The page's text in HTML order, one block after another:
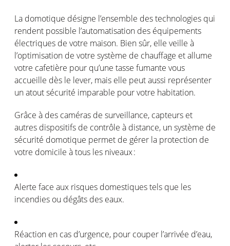
La domotique désigne l’ensemble des technologies qui
rendent possible l’automatisation des équipements
électriques de votre maison. Bien sûr, elle veille à
l’optimisation de votre système de chauffage et allume
votre cafetière pour qu’une tasse fumante vous
accueille dès le lever, mais elle peut aussi représenter
un atout sécurité imparable pour votre habitation.
Grâce à des caméras de surveillance, capteurs et
autres dispositifs de contrôle à distance, un système de
sécurité domotique permet de gérer la protection de
votre domicile àtous les niveaux:
Alerte face aux risques domestiques tels que les
incendies ou dégâts des eaux.
Réaction en cas d’urgence, pour couper l’arrivée d’eau,